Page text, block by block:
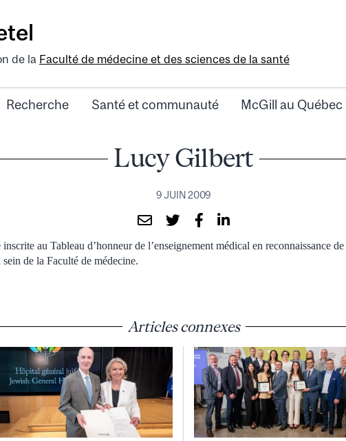
de la Faculté de médecine et des sciences de la santé
Recherche Santé et communauté McGill au Québec
Lucy Gilbert
9 JUIN 2009
au Tableau d’honneur de l’enseignement médical en reconnaissance
sein de la Faculté de médecine.
Articles connexes